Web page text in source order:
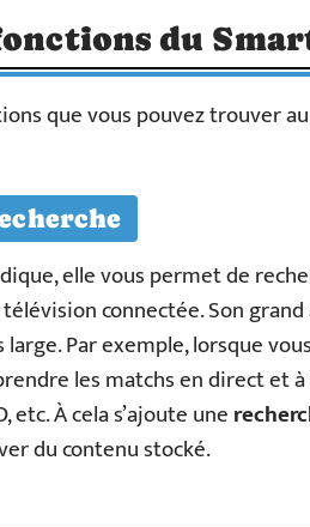
du
que vous pouvez trouver
elle vous permet de
connectée. Son
Par exemple, lorsque
les matchs en direct et
etc. À cela s’ajoute une
du contenu stocké.